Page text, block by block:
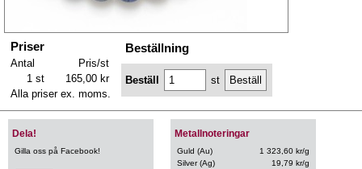
Priser
Antal
Pris/st
1 st
165,00 kr
Alla priser ex. moms.
Beställning
Beställ st
Metallnoteringar
Guld (Au)
1 323,60 kr/g
Silver (Ag)
19,79 kr/g
Dela!
Gilla oss på Facebook!